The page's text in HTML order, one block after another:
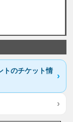
トのチケット情